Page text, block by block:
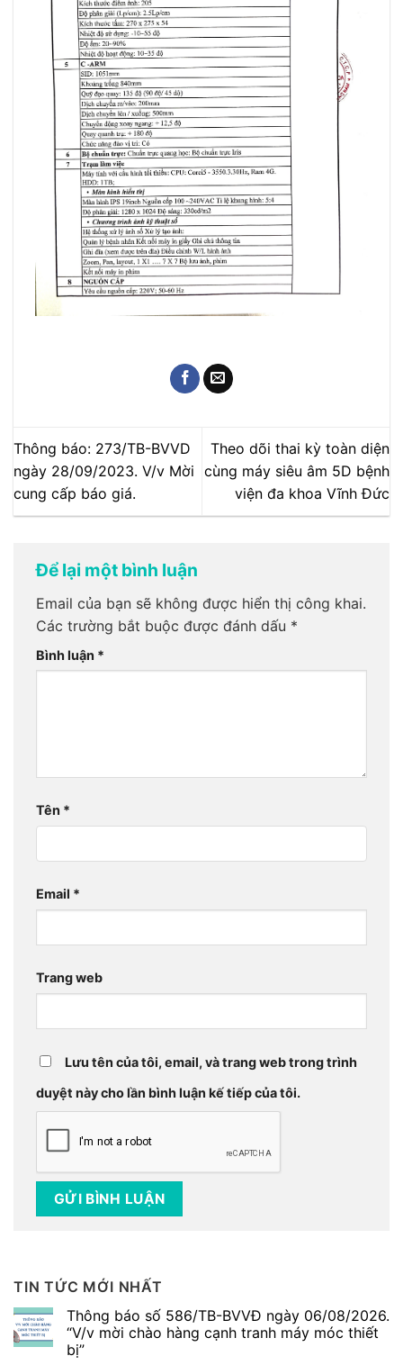
Thông báo: 273/TB-BVVD
ngày 28/09/2023. V/v Mời
cung cấp báo giá.
Theo dõi thai kỳ toàn diện
cùng máy siêu âm 5D bệnh
viện đa khoa Vĩnh Đức
Để lại một bình luận
Email của bạn sẽ không được hiển thị công khai.
Các trường bắt buộc được đánh dấu *
Bình luận *
Tên *
Email *
Trang web
Lưu tên của tôi, email, và trang web trong trình
duyệt này cho lần bình luận kế tiếp của tôi.
TIN TỨC MỚI NHẤT
Thông báo số 586/TB-BVVĐ ngày 06/08/2026.
“V/v mời chào hàng cạnh tranh máy móc thiết
bị”